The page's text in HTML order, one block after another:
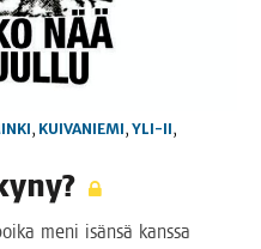
, KUIVANIEMI, YLI-II,
meni isän­sä kans­sa